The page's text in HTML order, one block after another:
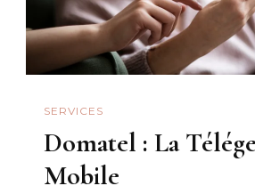
SERVICES
Domatel : La
Mobile